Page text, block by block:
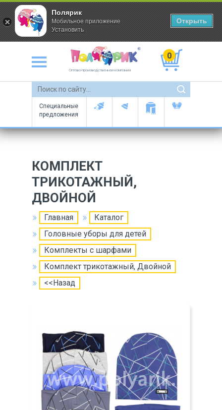
Оптово-производственная компания
0
Специальные
предложения
КОМПЛЕКТ
ТРИКОТАЖНЫЙ,
ДВОЙНОЙ
Главная
Каталог
Головные уборы для детей
Комплекты с шарфами
Комплект трикотажный, Двойной
<<Назад
Полярик
Мобильное приложение
Установить
Открыть